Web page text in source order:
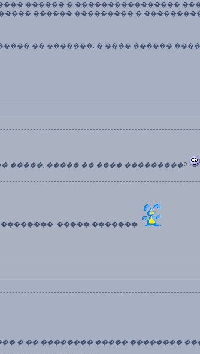
������ � ����������������
������ ��������� �
�� �������. � ���� ������
�����, ����� �� ���� ���������?
����� �������
� �� �������� ����� ��������